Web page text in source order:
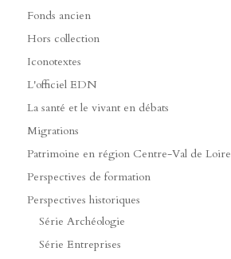
Fonds ancien
Hors collection
Iconotextes
L'officiel EDN
La santé et le vivant en débats
Migrations
Patrimoine en région Centre-Val de Loire
Perspectives de formation
Perspectives historiques
Série Archéologie
Série Entreprises